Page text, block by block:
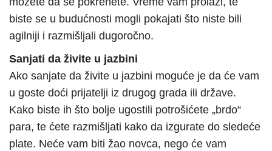
biste se u budućnosti mogli pokajati što niste bili
agilniji i razmišljali dugoročno.
Sanjati da živite u jazbini
Ako sanjate da živite u jazbini moguće je da će vam
u goste doći prijatelji iz drugog grada ili države.
Kako biste ih što bolje ugostili potrošićete „brdo“
para, te ćete razmišljati kako da izgurate do sledeće
plate. Neće vam biti žao novca, nego će vam